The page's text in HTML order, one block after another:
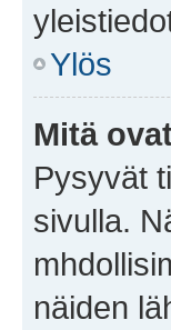
Ylös
Mitä
Pysyvät
sivulla.
näiden